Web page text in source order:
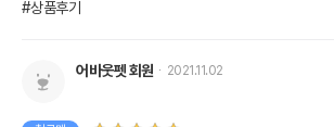
#상품후기
어바웃펫 회원 2021.11.02